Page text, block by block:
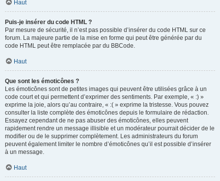
Haut
Puis-je insérer du code HTML ?
Par mesure de sécurité, il n’est pas possible d’insérer du code HTML sur ce
forum. La majeure partie de la mise en forme qui peut être générée par du
code HTML peut être remplacée par du BBCode.
Haut
Que sont les émoticônes ?
Les émoticônes sont de petites images qui peuvent être utilisées grâce à un
code court et qui permettent d’exprimer des sentiments. Par exemple, « :) »
exprime la joie, alors qu’au contraire, « :( » exprime la tristesse. Vous pouvez
consulter la liste complète des émoticônes depuis le formulaire de rédaction.
Essayez cependant de ne pas abuser des émoticônes, elles peuvent
rapidement rendre un message illisible et un modérateur pourrait décider de le
modifier ou de le supprimer complètement. Les administrateurs du forum
peuvent également limiter le nombre d’émoticônes qu’il est possible d’insérer
à un message.
Haut